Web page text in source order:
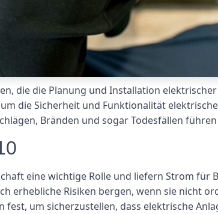
die die Planung und Installation
die Sicherheit und Funktionalität
Bränden und sogar Todesfällen
eine wichtige Rolle und liefern Strom für
erhebliche Risiken bergen, wenn sie nicht
fest, um sicherzustellen, dass elektrische